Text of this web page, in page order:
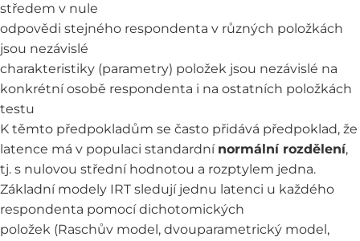
středem v nule
odpovědi stejného respondenta v různých položkách
jsou nezávislé
charakteristiky (parametry) položek jsou nezávislé na
konkrétní osobě respondenta i na ostatních položkách
testu
K těmto předpokladům se často přidává předpoklad, že
latence má v populaci standardní normální rozdělení,
tj. s nulovou střední hodnotou a rozptylem jedna.
Základní modely IRT sledují jednu latenci u každého
respondenta pomocí dichotomických
položek (Raschův model, dvouparametrický model,